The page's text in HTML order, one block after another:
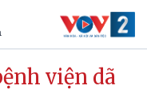
viện dã